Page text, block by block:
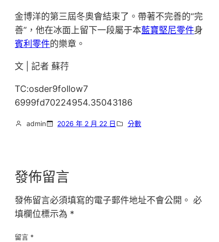
金博洋的第三屆冬奧會結束了。帶著不完善的“完
善”，他在冰面上留下一段屬于本藍寶堅尼零件身
賓利零件的樂章。
文 | 記者 蘇荇
TC:osder9follow7
6999fd70224954.35043186
admin 2026 年 2 月 22 日 分數
發佈留言
發佈留言必須填寫的電子郵件地址不會公開。 必
填欄位標示為 *
留言 *